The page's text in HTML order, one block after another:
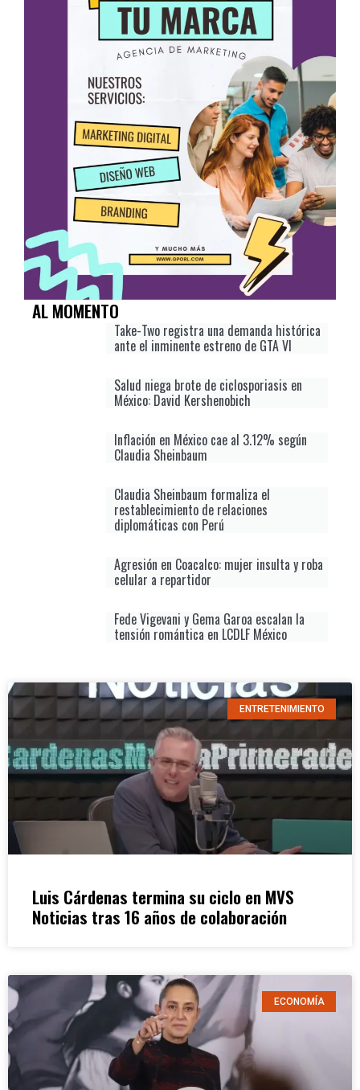
AL MOMENTO
Take-Two registra una demanda histórica
ante el inminente estreno de GTA VI
Salud niega brote de ciclosporiasis en
México: David Kershenobich
Inflación en México cae al 3.12% según
Claudia Sheinbaum
Claudia Sheinbaum formaliza el
restablecimiento de relaciones
diplomáticas con Perú
Agresión en Coacalco: mujer insulta y roba
celular a repartidor
Fede Vigevani y Gema Garoa escalan la
tensión romántica en LCDLF México
ENTRETENIMIENTO
Luis Cárdenas termina su ciclo en MVS
Noticias tras 16 años de colaboración
ECONOMÍA